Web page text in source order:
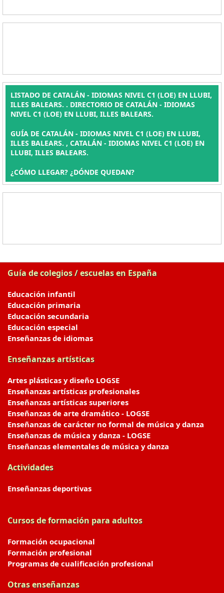
LISTADO DE CATALÁN - IDIOMAS NIVEL C1 (LOE) EN LLUBI,
ILLES BALEARS. . DIRECTORIO DE CATALÁN - IDIOMAS
NIVEL C1 (LOE) EN LLUBI, ILLES BALEARS.
GUÍA DE CATALÁN - IDIOMAS NIVEL C1 (LOE) EN LLUBI,
ILLES BALEARS. , CATALÁN - IDIOMAS NIVEL C1 (LOE) EN
LLUBI, ILLES BALEARS.
¿CÓMO LLEGAR? ¿DÓNDE QUEDAN?
Guía de colegios / escuelas en España
Educación infantil
Educación primaria
Educación secundaria
Educación especial
Enseñanzas de idiomas
Enseñanzas artísticas
Artes plásticas y diseño LOGSE
Enseñanzas artísticas profesionales
Enseñanzas artísticas superiores
Enseñanzas de arte dramático - LOGSE
Enseñanzas de carácter no formal de música y danza
Enseñanzas de música y danza - LOGSE
Enseñanzas elementales de música y danza
Actividades
Enseñanzas deportivas
Cursos de formación para adultos
Formación ocupacional
Formación profesional
Programas de cualificación profesional
Otras enseñanzas